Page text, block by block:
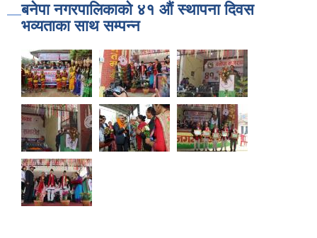
बनेपा नगरपालिकाको ४१ औं स्थापना दिवस
भव्यताका साथ सम्पन्न